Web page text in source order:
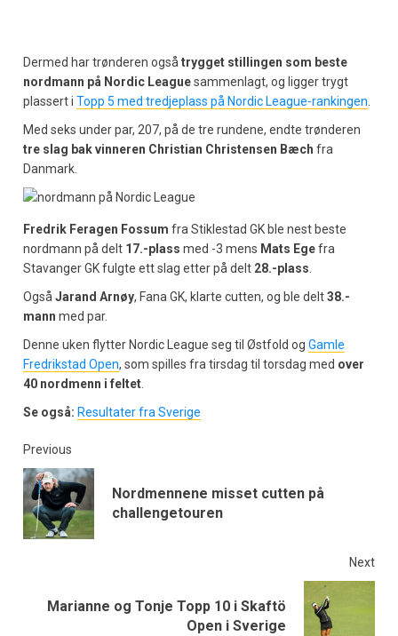
Dermed har trønderen ogsåtrygget stillingen som beste
nordmann på Nordic Leaguesammenlagt, og ligger trygt
plassert i Topp 5 med tredjeplass på Nordic League-rankingen.
Med seks under par, 207, på de tre rundene, endte trønderen
tre slag bak vinneren Christian Christensen Bæch fra
Danmark.
Fredrik Feragen Fossum fra Stiklestad GK ble nest beste
nordmann på delt 17.-plass med -3 mens Mats Egefra
Stavanger GK fulgte ett slag etter på delt 28.-plass.
OgsåJarand Arnøy, Fana GK, klarte cutten, og ble delt38.-
mann med par.
Denne uken flytter Nordic League seg til Østfold og Gamle
Fredrikstad Open, som spilles fra tirsdag til torsdag med over
40 nordmenn i feltet.
Se også: Resultater fra Sverige
Previous
Nordmennene misset cutten på
challengetouren
Next
Marianne og Tonje Topp 10 i Skaftö
Open i Sverige